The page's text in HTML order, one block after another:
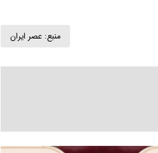
منبع: عصر ایران